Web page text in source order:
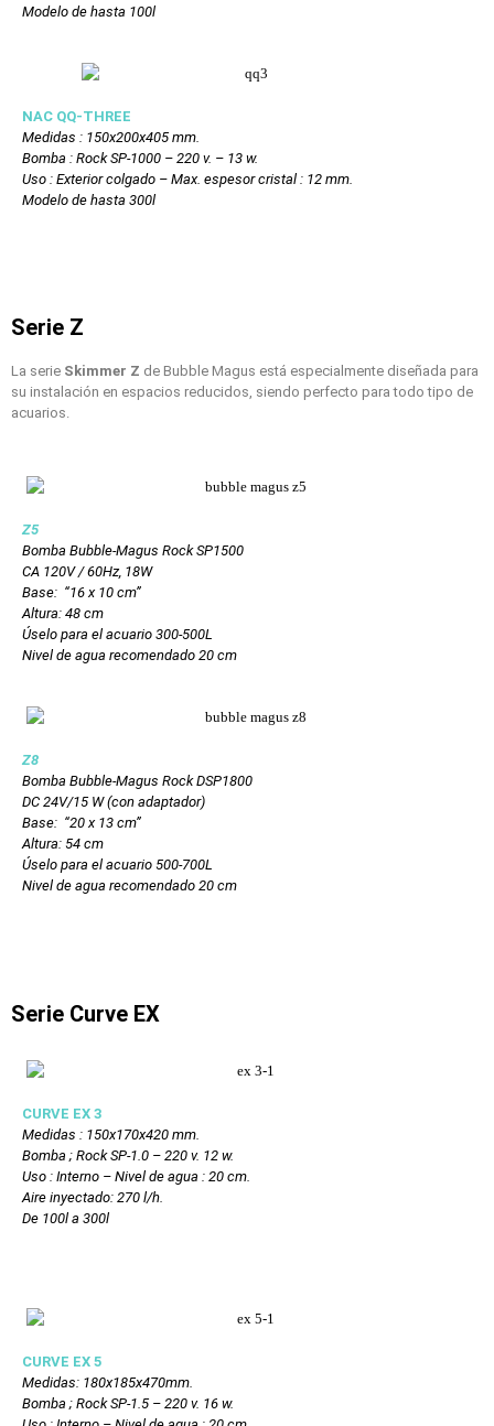
Modelo de hasta 100l
NAC QQ-THREE
Medidas : 150x200x405 mm.
Bomba : Rock SP-1000 – 220 v. – 13 w.
Uso : Exterior colgado – Max. espesor cristal : 12 mm.
Modelo de hasta 300l
Serie Z
La serie Skimmer Z de Bubble Magus está especialmente diseñada para
su instalación en espacios reducidos, siendo perfecto para todo tipo de
acuarios.
Z5
Bomba Bubble-Magus Rock SP1500
CA 120V / 60Hz, 18W
Base: “16 x 10 cm”
Altura: 48 cm
Úselo para el acuario 300-500L
Nivel de agua recomendado 20 cm
Z8
Bomba Bubble-Magus Rock DSP1800
DC 24V/15 W (con adaptador)
Base: “20 x 13 cm”
Altura: 54 cm
Úselo para el acuario 500-700L
Nivel de agua recomendado 20 cm
Serie Curve EX
CURVE EX 3
Medidas : 150x170x420 mm.
Bomba ; Rock SP-1.0 – 220 v. 12 w.
Uso : Interno – Nivel de agua : 20 cm.
Aire inyectado: 270 l/h.
De 100l a 300l
CURVE EX 5
Medidas: 180x185x470mm.
Bomba ; Rock SP-1.5 – 220 v. 16 w.